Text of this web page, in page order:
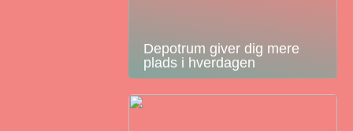
Depotrum giver dig mere
plads i hverdagen